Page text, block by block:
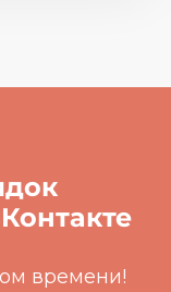
времени!